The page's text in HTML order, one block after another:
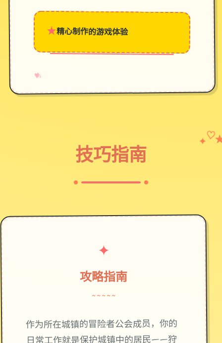
★精心制作的游戏体验
♥
✧
→
技巧指南
✦ ♡
✦
攻略指南
~~~~~
作为所在城镇的冒险者公会成员，你的